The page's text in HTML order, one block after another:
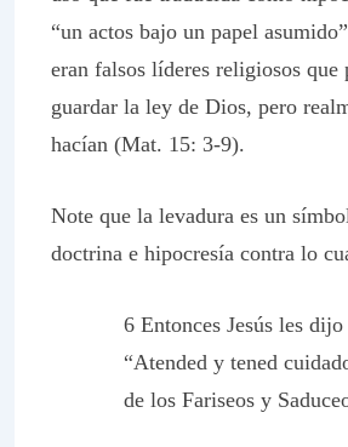
“un actos bajo un papel
eran falsos líderes religiosos que
guardar la ley de Dios, pero
hacían (Mat. 15: 3-9).
Note que la levadura es un
doctrina e hipocresía contra lo
6 Entonces Jesús les
“Atended y tened
de los Fariseos y